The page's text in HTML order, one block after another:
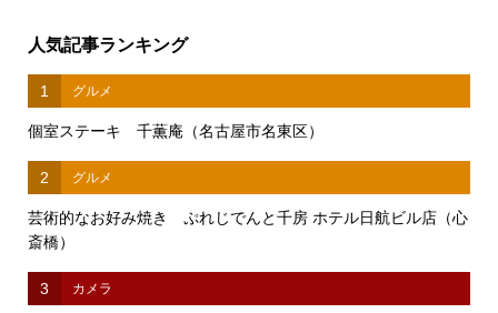
人気記事ランキング
1 グルメ
個室ステーキ 千薫庵（名古屋市名東区）
2 グルメ
芸術的なお好み焼き ぷれじでんと千房 ホテル日航ビル店（心
斎橋）
3 カメラ